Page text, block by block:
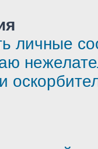
личные